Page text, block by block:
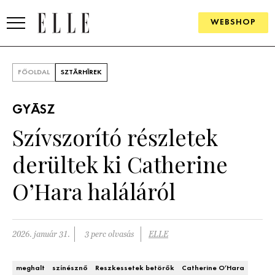
WEBSHOP
SZÉPSÉG
ÉLETMÓD
PÁRKAPCSOLAT
FŐOLDAL SZTÁRHÍREK
GYÁSZ
Szívszorító részletek
derültek ki Catherine
O’Hara haláláról
2026. január 31. 3 perc olvasás ELLE
meghalt színésznő Reszkessetek betörők Catherine O’Hara